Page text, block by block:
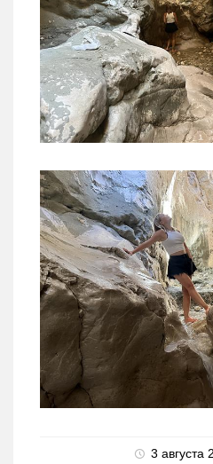
3 августа